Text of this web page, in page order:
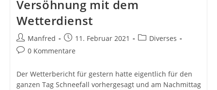
Versöhnung mit dem
Wetterdienst
Beitrags-
Autor:
Manfred
Beitrag
veröffentlicht:
11. Februar 2021
Beitrags-
Diverses
Beitrags-
0 Kommentare
Der Wetterbericht für gestern hatte eigentlich für den
ganzen Tag Schneefall vorhergesagt und am Nachmittag